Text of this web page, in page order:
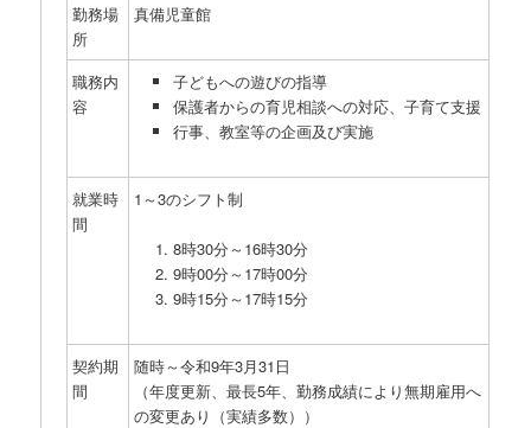
勤務場
所
真備児童館
職務内
容
子どもへの遊びの指導
保護者からの育児相談への対応、子育て支援
行事、教室等の企画及び実施
就業時
間
1～3のシフト制
8時30分～16時30分
9時00分～17時00分
9時15分～17時15分
契約期
間
随時～令和9年3月31日
（年度更新、最長5年、勤務成績により無期雇用へ
の変更あり（実績多数））